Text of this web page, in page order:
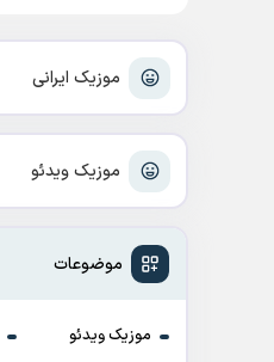
موزیک ایرانی
موزیک ویدئو
موضوعات
موزیک ویدئو